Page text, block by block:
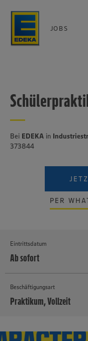
JOBS
Bei EDEKA in
373844
PER
Eintrittsdatum
Ab sofort
Beschäftigungsart
Praktikum, Vollzeit